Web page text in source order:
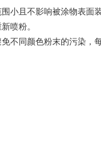
小且不影响被涂物表面
喷粉。
不同颜色粉末的污染，